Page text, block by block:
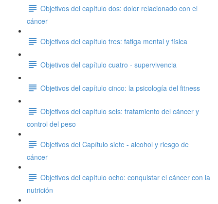
Objetivos del capítulo dos: dolor relacionado con el
cáncer
Objetivos del capítulo tres: fatiga mental y física
Objetivos del capítulo cuatro - supervivencia
Objetivos del capítulo cinco: la psicología del fitness
Objetivos del capítulo seis: tratamiento del cáncer y
control del peso
Objetivos del Capítulo siete - alcohol y riesgo de
cáncer
Objetivos del capítulo ocho: conquistar el cáncer con la
nutrición